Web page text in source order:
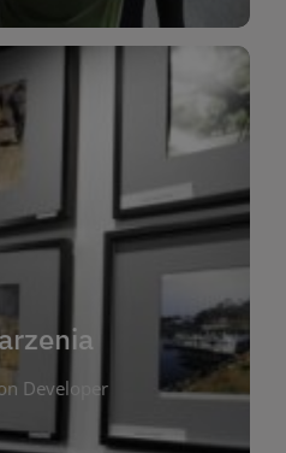
Developer
informacje o
organizowanych przez
tu zapowiedzi spotkań
prelekcji i zajęć
grup wiekowych. Każde
promowanie kultury
społeczności lokalnej.
możesz łatwo